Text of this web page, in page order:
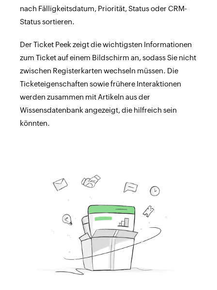
nach Fälligkeitsdatum, Priorität, Status oder CRM-
Status sortieren.
Der Ticket Peek zeigt die wichtigsten Informationen
zum Ticket auf einem Bildschirm an, sodass Sie nicht
zwischen Registerkarten wechseln müssen. Die
Ticketeigenschaften sowie frühere Interaktionen
werden zusammen mit Artikeln aus der
Wissensdatenbank angezeigt, die hilfreich sein
könnten.